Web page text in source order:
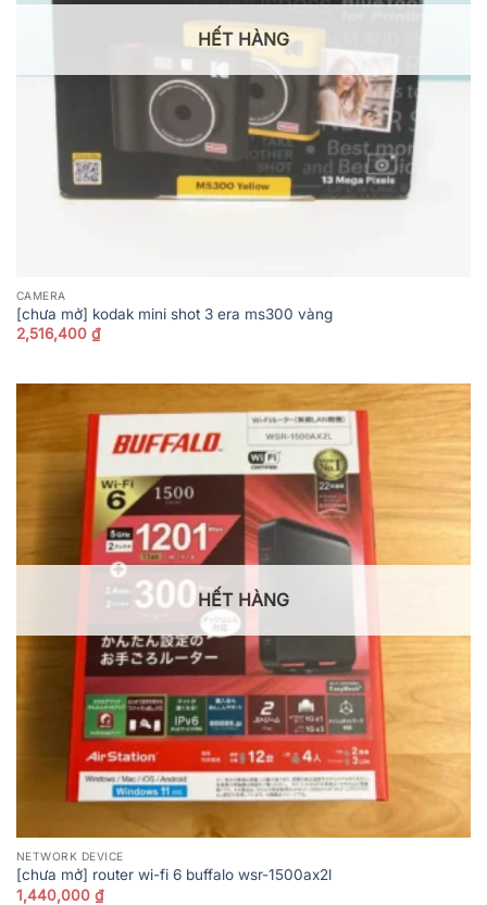
HẾT HÀNG
CAMERA
[chưa mở] kodak mini shot 3 era ms300 vàng
2,516,400 ₫
HẾT HÀNG
NETWORK DEVICE
[chưa mở] router wi-fi 6 buffalo wsr-1500ax2l
1,440,000 ₫